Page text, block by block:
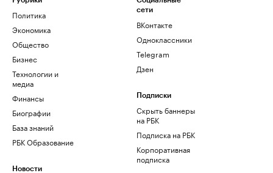
Политика
Экономика
Общество
Бизнес
Технологии и
медиа
Финансы
Биографии
База знаний
РБК Образование
Новости
сети
ВКонтакте
Одноклассники
Telegram
Дзен
Подписки
Скрыть баннеры
на РБК
Подписка на РБК
Корпоративная
подписка